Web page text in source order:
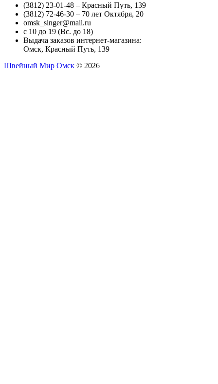
(3812) 23-01-48 – Красный Путь, 139
(3812) 72-46-30 – 70 лет Октября, 20
omsk_singer@mail.ru
с 10 до 19 (Вс. до 18)
Выдача заказов интернет-магазина:
Омск, Красный Путь, 139
Швейный Мир Омск © 2026